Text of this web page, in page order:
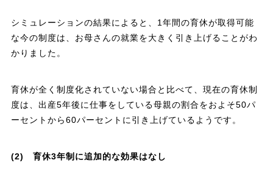
シミュレーションの結果によると、1年間の育休が取得可能
な今の制度は、お母さんの就業を大きく引き上げることがわ
かりました。
育休が全く制度化されていない場合と比べて、現在の育休制
度は、出産5年後に仕事をしている母親の割合をおよそ50パ
ーセントから60パーセントに引き上げているようです。
(2) 育休3年制に追加的な効果はなし